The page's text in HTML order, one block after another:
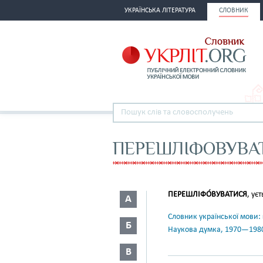
УКРАЇНСЬКА ЛІТЕРАТУРА СЛОВНИК
А
Б
В
ПЕРЕШЛІФО́ВУВАТИСЯ,
Словник української
Наукова думка,